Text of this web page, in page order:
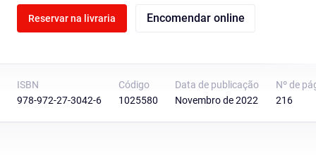
Reservar na livraria Encomendar online
ISBN
978-972-27-3042-6
Código
1025580
Data de publicação
Novembro de 2022
Nº de
216